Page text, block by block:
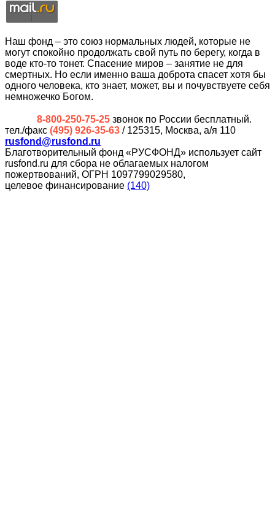
Наш фонд – это союз нормальных людей, которые не
могут спокойно продолжать свой путь по берегу, когда в
воде кто-то тонет. Спасение миров – занятие не для
смертных. Но если именно ваша доброта спасет хотя бы
одного человека, кто знает, может, вы и почувствуете себя
немножечко Богом.
8-800-250-75-25 звонок по России бесплатный.
тел./факс (495) 926-35-63 / 125315, Москва, а/я 110
rusfond@rusfond.ru
Благотворительный фонд «РУСФОНД» использует сайт
rusfond.ru для сбора не облагаемых налогом
пожертвований, ОГРН 1097799029580,
целевое финансирование (140)